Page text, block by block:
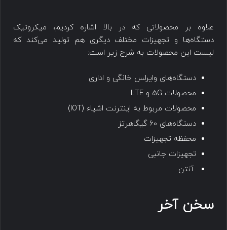
علاوه بر محصولاتی که در بالا اشاره کردیم، میکروتیک
دستگاه‌ها و تجهیزات مختلف دیگری هم تولید می‌کند که
لیست این محصولات به شرح زیر است:
دستگاه‌های وایرلس خانگی و اداری
محصولات 5G و LTE
محصولات مربوط به اینترنت اشیاء (IOT)
دستگاه‌های ۶۰ گیگاهرتز
محفظه تجهیزات
تجهیزات جانبی
آنتن
سخن آخر